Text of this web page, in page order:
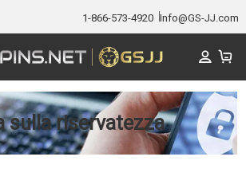
1-866-573-4920 Info@GS-JJ.com
sulla riservatezza